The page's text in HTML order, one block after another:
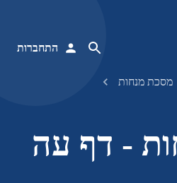
התחברות
מסכת מנחות
- דף עה